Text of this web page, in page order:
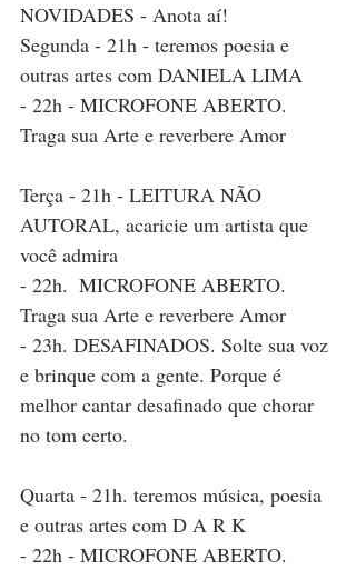
NOVIDADES - Anota aí!
Segunda - 21h - teremos poesia e
outras artes com DANIELA LIMA
- 22h - MICROFONE ABERTO.
Traga sua Arte e reverbere Amor
Terça - 21h - LEITURA NÃO
AUTORAL, acaricie um artista que
você admira
- 22h.  MICROFONE ABERTO.
Traga sua Arte e reverbere Amor
- 23h. DESAFINADOS. Solte sua voz
e brinque com a gente. Porque é
melhor cantar desafinado que chorar
no tom certo.
Quarta - 21h. teremos música, poesia
e outras artes com D A R K
- 22h - MICROFONE ABERTO.